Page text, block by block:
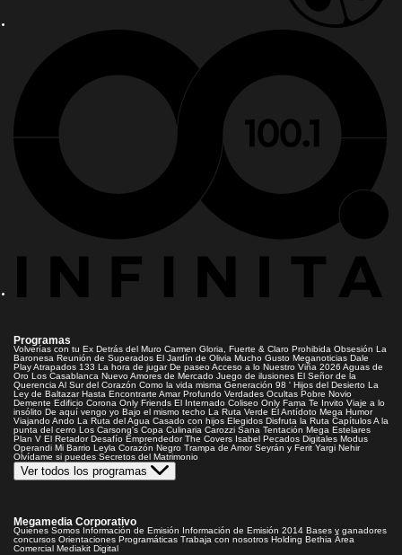
Programas
Volverías con tu Ex Detrás del Muro Carmen Gloria, Fuerte & Claro Prohibida Obsesión La
Baronesa Reunión de Superados El Jardín de Olivia Mucho Gusto Meganoticias Dale
PlayAtrapados 133 La hora de jugar De paseoAcceso a lo Nuestro Viña 2026 Aguas de
Oro Los Casablanca Nuevo Amores de Mercado Juego de ilusiones El Señor de la
Querencia Al Sur del Corazón Como la vida misma Generación 98 ' Hijos del Desierto La
Ley de Baltazar Hasta Encontrarte Amar Profundo Verdades Ocultas Pobre Novio
Demente Edificio Corona Only Friends El Internado Coliseo Only Fama Te Invito Viaje a lo
insólito De aquí vengo yo Bajo el mismo techo La Ruta Verde El Antídoto Mega Humor
Viajando Ando La Ruta del Agua Casado con hijos Elegidos Disfruta la Ruta CapítulosA la
punta del cerro Los Carsong's Copa Culinaria Carozzi Sana Tentación Mega Estelares
Plan V El Retador Desafío Emprendedor The Covers Isabel Pecados Digitales Modus
Operandi Mi Barrio Leyla Corazón Negro Trampa de Amor Seyrán y Ferit Yargi Nehir
Olvídame si puedes Secretos del Matrimonio
Ver todos los programas
Megamedia Corporativo
Quienes Somos Información de Emisión Información de Emisión 2014 Bases y ganadores
concursos Orientaciones Programáticas Trabaja con nosotros Holding Bethia Área
Comercial Mediakit Digital